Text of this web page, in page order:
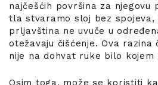
najčešćih površina za njegovu
tla stvaramo sloj bez spojeva,
prljavština ne uvuče u
otežavaju čišćenje. Ova razina
nije na dohvat ruke bilo